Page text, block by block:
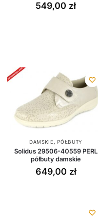
549,00 zł
DAMSKIE,PÓŁBUTY
Solidus 29506-40559 PERL
półbuty damskie
649,00 zł